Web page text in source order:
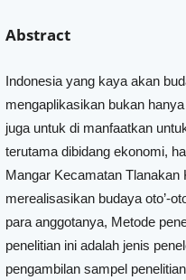
Abstract
Indonesia yang kaya akan
mengaplikasikan bukan
juga untuk di manfaatkan
terutama dibidang ekonomi,
Mangar Kecamatan
merealisasikan budaya oto’-
para anggotanya, Metode
penelitian ini adalah jenis
pengambilan sampel